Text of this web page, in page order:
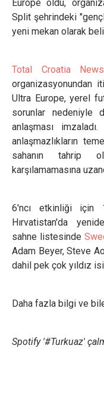
Europe oldu,
Split şehrindeki
yeni mekan olarak
Total Croatia News
organizasyonundan
Ultra Europe, yerel
sorunlar nedeniyle
anlaşması
anlaşmazlıkların
sahanın tahrip
karşılamamasına
6'ncı etkinliği için
Hırvatistan'da
sahne listesinde
Adam Beyer, Steve
dahil pek çok yıldız
Daha fazla bilgi ve
Spotify '#Turkuaz'